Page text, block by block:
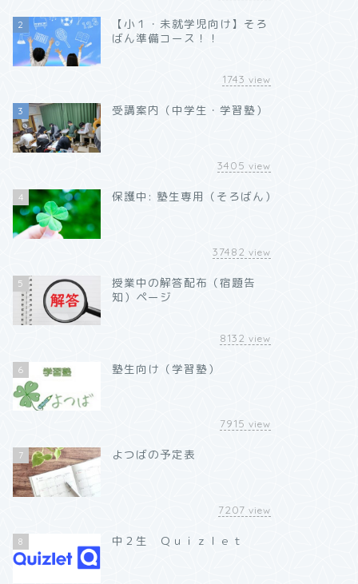
2
【小１・未就学児向け】そろ
ばん準備コース！！
1743 view
3 受講案内（中学生・学習塾）
3405 view
4 保護中: 塾生専用（そろばん）
37482 view
5
授業中の解答配布（宿題告
知）ページ
8132 view
6 塾生向け（学習塾）
7915 view
7 よつばの予定表
7207 view
8 中２生 Ｑｕｉｚｌｅｔ